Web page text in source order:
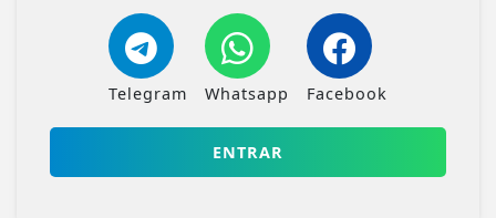
Telegram Whatsapp Facebook
ENTRAR